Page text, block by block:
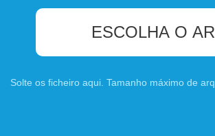
ESCOLHA O
Solte os ficheiro aqui. Tamanho máximo de